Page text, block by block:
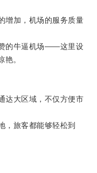
加，机场的服务质量
的牛逼机场——这里设
艳。
大区域，不仅方便市
旅客都能够轻松到